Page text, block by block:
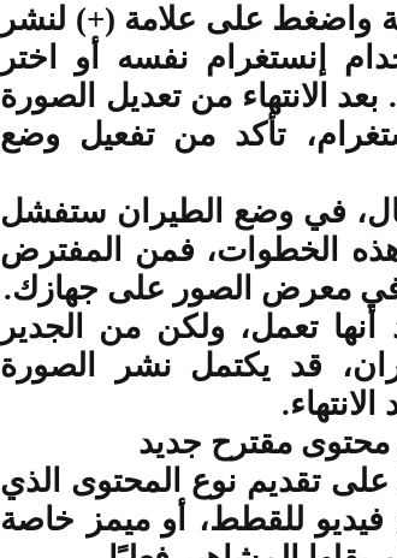
واضغط على علامة (+) لنشر
إنستغرام نفسه أو اختر
الانتهاء من تعديل الصورة
تأكد من تفعيل وضع
في وضع الطيران ستفشل
هذه الخطوات، فمن المفترض
في معرض الصور على جهازك.
أنها تعمل، ولكن من الجدير
قد يكتمل نشر الصورة
.
مقترح جديد
تقديم نوع المحتوى الذي
للقطط، أو ميمز خاصة